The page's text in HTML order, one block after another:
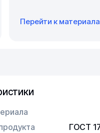
Перейти к
ГОСТ